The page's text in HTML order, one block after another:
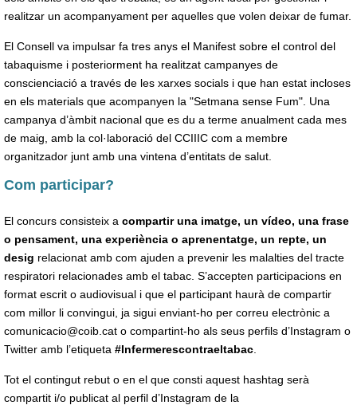
realitzar un acompanyament per aquelles que volen deixar de fumar.
El Consell va impulsar fa tres anys el Manifest sobre el control del
tabaquisme i posteriorment ha realitzat campanyes de
conscienciació a través de les xarxes socials i que han estat incloses
en els materials que acompanyen la "Setmana sense Fum". Una
campanya d’àmbit nacional que es du a terme anualment cada mes
de maig, amb la col·laboració del CCIIIC com a membre
organitzador junt amb una vintena d’entitats de salut.
Com participar?
El concurs consisteix a compartir una imatge, un vídeo, una frase
o pensament, una experiència o aprenentatge, un repte, un
desig relacionat amb com ajuden a prevenir les malalties del tracte
respiratori relacionades amb el tabac. S’accepten participacions en
format escrit o audiovisual i que el participant haurà de compartir
com millor li convingui, ja sigui enviant-ho per correu electrònic a
comunicacio@coib.cat o compartint-ho als seus perfils d’Instagram o
Twitter amb l’etiqueta #Infermerescontraeltabac.
Tot el contingut rebut o en el que consti aquest hashtag serà
compartit i/o publicat al perfil d’Instagram de la